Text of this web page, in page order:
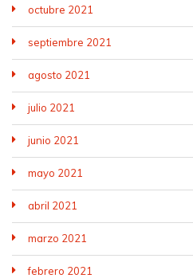
octubre 2021
septiembre 2021
agosto 2021
julio 2021
junio 2021
mayo 2021
abril 2021
marzo 2021
febrero 2021